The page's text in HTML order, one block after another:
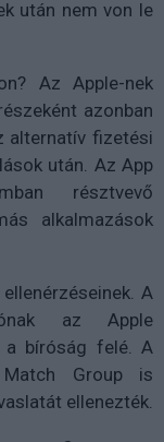
után nem von le
Az Apple-nek
azonban
alternatív fizetési
után. Az App
résztvevő
alkalmazások
A
az Apple
a bíróság felé. A
Group is
ellenezték.